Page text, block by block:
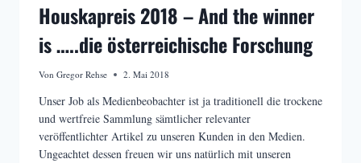
Houskapreis 2018 – And the winner
is …..die österreichische Forschung
Von Gregor Rehse 2. Mai 2018
Unser Job als Medienbeobachter ist ja traditionell die trockene
und wertfreie Sammlung sämtlicher relevanter
veröffentlichter Artikel zu unseren Kunden in den Medien.
Ungeachtet dessen freuen wir uns natürlich mit unseren